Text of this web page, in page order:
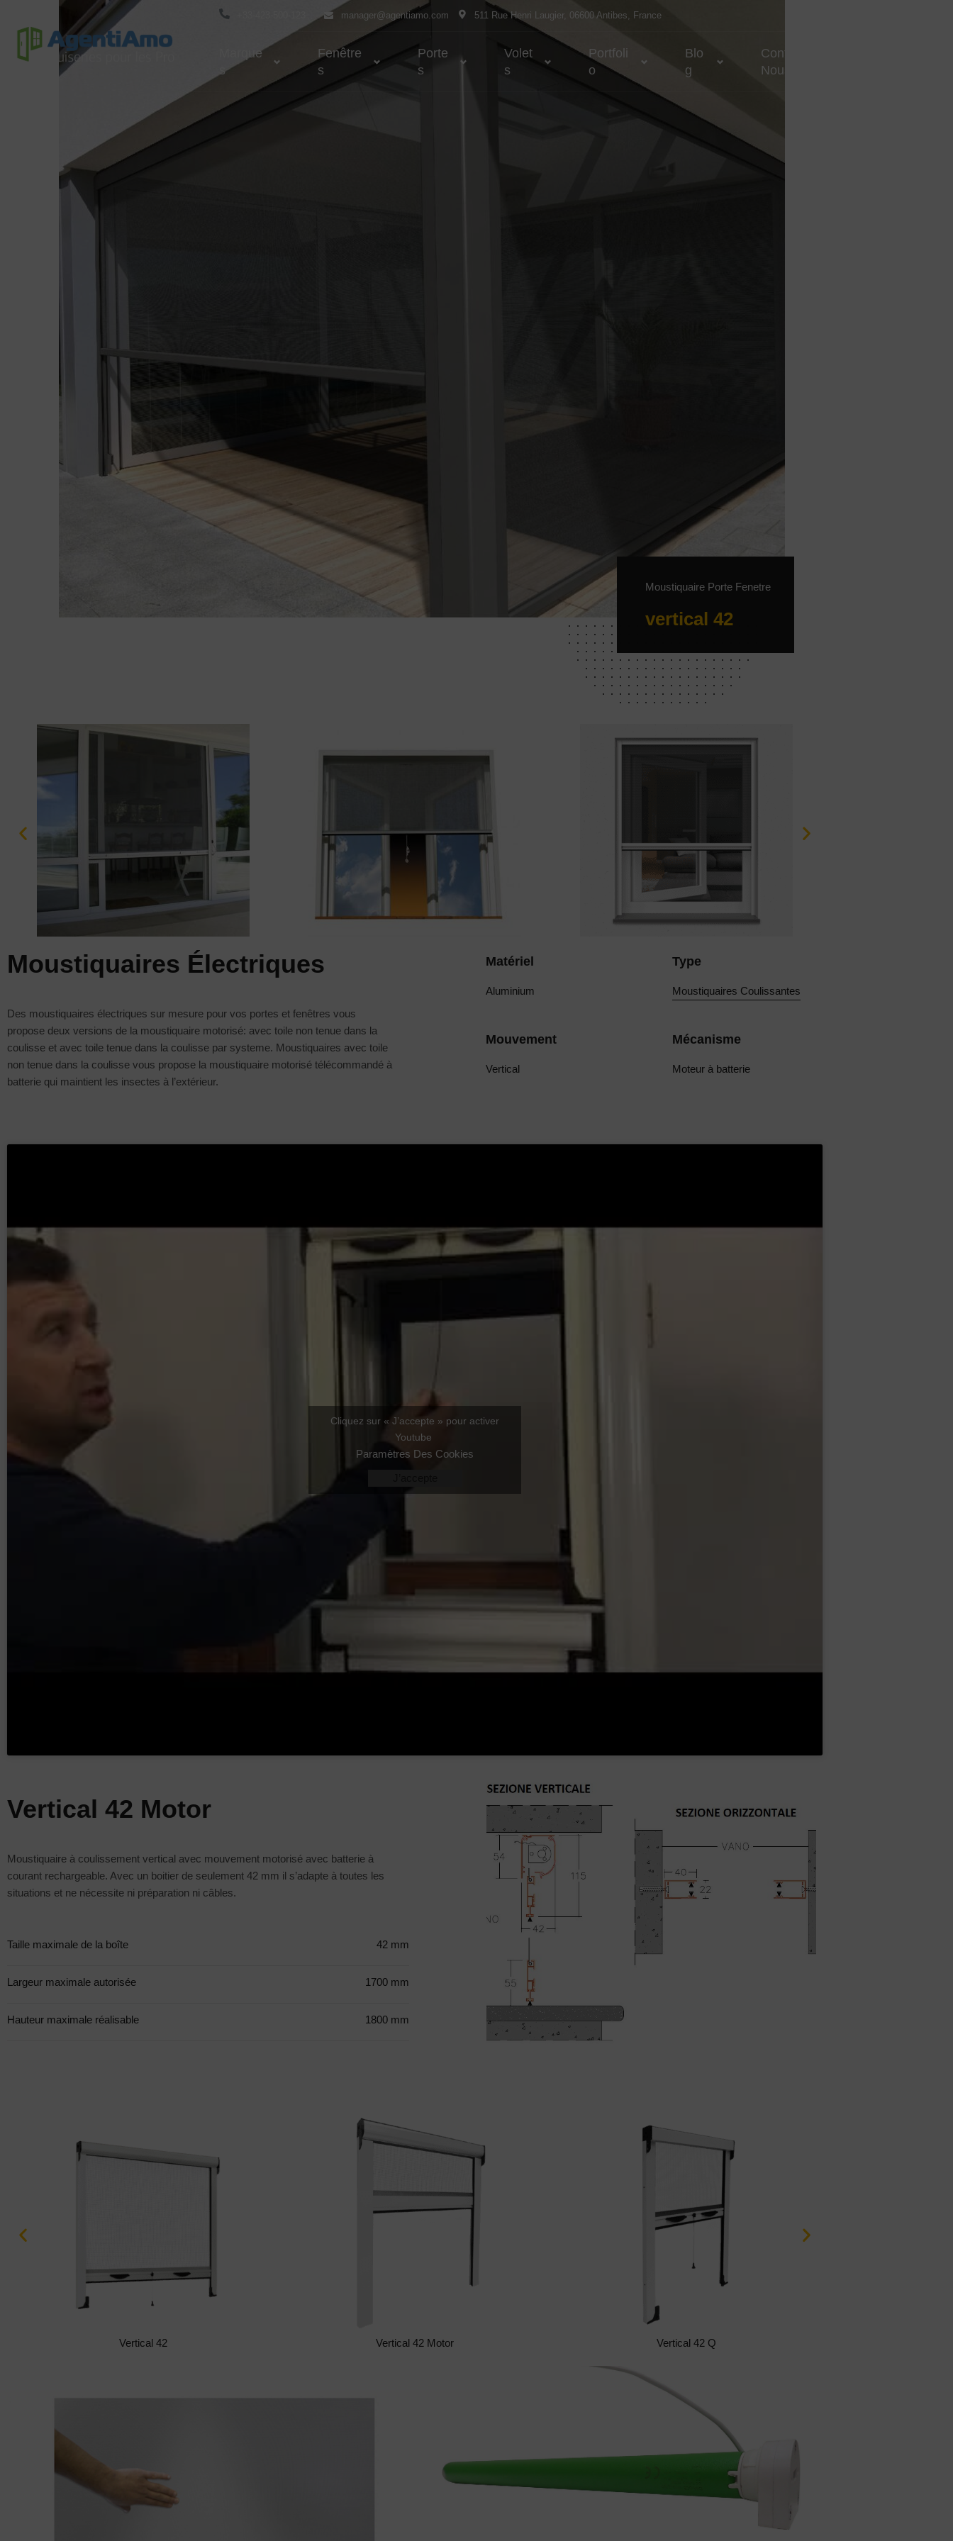
manager@agentiamo.com 511 Rue Henri Laugier, 06600 Antibes, France
Marque
S
Fenêtre
S
Porte
S
Volet
S
Portfoli
O
Blo
G
Contactez-
Nous
Moustiquaire Porte Fenetre
vertical 42
Moustiquaires Électriques
Des moustiquaires électriques sur mesure pour vos portes et fenêtres vous
propose deux versions de la moustiquaire motorisé: avec toile non tenue dans la
coulisse et avec toile tenue dans la coulisse par systeme. Moustiquaires avec toile
non tenue dans la coulisse vous propose la moustiquaire motorisé télécommandé à
batterie qui maintient les insectes à l’extérieur.
Matériel
Aluminium
Type
Moustiquaires Coulissantes
Mouvement
Vertical
Mécanisme
Moteur à batterie
Cliquez sur « J’accepte » pour activer
Youtube
Paramètres Des Cookies
Vertical 42 Motor
Moustiquaire à coulissement vertical avec mouvement motorisé avec batterie à
courant rechargeable. Avec un boitier de seulement 42 mm il s’adapte à toutes les
situations et ne nécessite ni préparation ni câbles.
Taille maximale de la boîte 42 mm
Largeur maximale autorisée 1700 mm
Hauteur maximale réalisable 1800 mm
Vertical 42 Motor
Vertical 42
Vertical 42 Q